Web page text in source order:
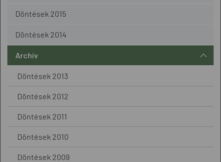
Döntések 2015
Döntések 2014
Archív
Döntések 2013
Döntések 2012
Döntések 2011
Döntések 2010
Döntések 2009